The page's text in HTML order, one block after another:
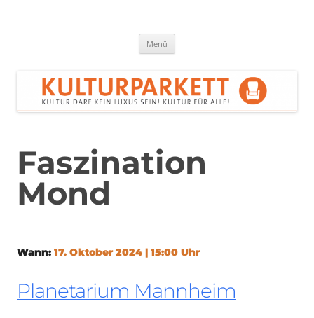
Menü
Faszination
Mond
Wann: 17. Oktober 2024 | 15:00 Uhr
Planetarium Mannheim